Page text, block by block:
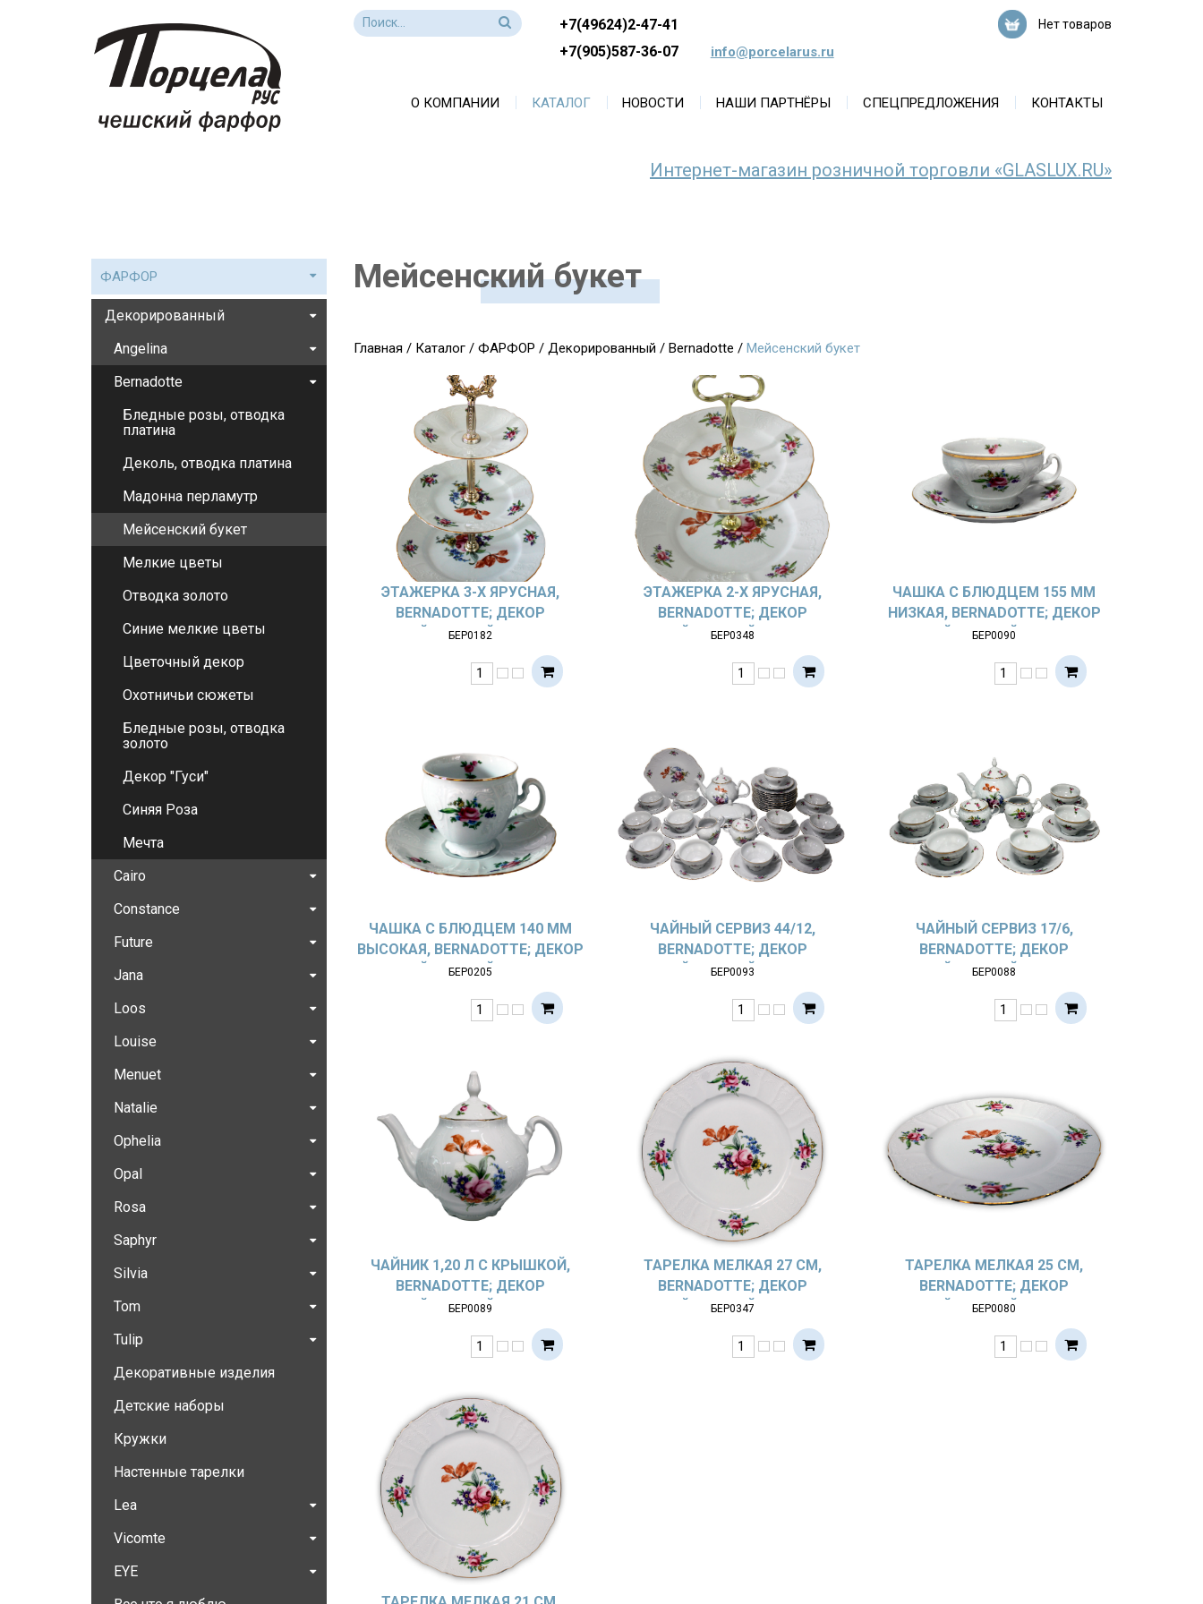
+7(49624)2-47-41
+7(905)587-36-07
info@porcelarus.ru
Нет товаров
О КОМПАНИИ КАТАЛОГ НОВОСТИ НАШИ ПАРТНЁРЫ СПЕЦПРЕДЛОЖЕНИЯ КОНТАКТЫ
Интернет-магазин розничной торговли «GLASLUX.RU»
Мейсенский букет
Главная / Каталог/ ФАРФОР / Декорированный / Bernadotte / Мейсенский букет
ЭТАЖЕРКА 3-Х ЯРУСНАЯ,
BERNADOTTE; ДЕКОР
МЕЙСЕНСКИЙ БУКЕТ
БЕР0182
ЭТАЖЕРКА 2-Х ЯРУСНАЯ,
BERNADOTTE; ДЕКОР
МЕЙСЕНСКИЙ БУКЕТ
БЕР0348
ЧАШКА С БЛЮДЦЕМ 155 ММ
НИЗКАЯ, BERNADOTTE; ДЕКОР
МЕЙСЕНСКИЙ БУКЕТ
БЕР0090
ЧАШКА С БЛЮДЦЕМ 140 ММ
ВЫСОКАЯ, BERNADOTTE; ДЕКОР
МЕЙСЕНСКИЙ БУКЕТ
БЕР0205
ЧАЙНЫЙ СЕРВИЗ 44/12,
BERNADOTTE; ДЕКОР
МЕЙСЕНСКИЙ БУКЕТ
БЕР0093
ЧАЙНЫЙ СЕРВИЗ 17/6,
BERNADOTTE; ДЕКОР
МЕЙСЕНСКИЙ БУКЕТ
БЕР0088
ЧАЙНИК 1,20 Л С КРЫШКОЙ,
BERNADOTTE; ДЕКОР
МЕЙСЕНСКИЙ БУКЕТ
БЕР0089
ТАРЕЛКА МЕЛКАЯ 27 СМ,
BERNADOTTE; ДЕКОР
МЕЙСЕНСКИЙ БУКЕТ
БЕР0347
ТАРЕЛКА МЕЛКАЯ 25 СМ,
BERNADOTTE; ДЕКОР
МЕЙСЕНСКИЙ БУКЕТ
БЕР0080
ФАРФОР
Декорированный
Angelina
Bernadotte
Бледные розы, отводка
платина
Деколь, отводка платина
Мадонна перламутр
Мейсенский букет
Мелкие цветы
Отводка золото
Синие мелкие цветы
Цветочный декор
Охотничьи сюжеты
Бледные розы, отводка
золото
Декор "Гуси"
Синяя Роза
Мечта
Cairo
Constance
Future
Jana
Loos
Louise
Menuet
Natalie
Ophelia
Opal
Rosa
Saphyr
Silvia
Tom
Tulip
Декоративные изделия
Детские наборы
Кружки
Настенные тарелки
Lea
Vicomte
EYE